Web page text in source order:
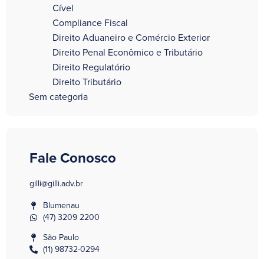
Cível
Compliance Fiscal
Direito Aduaneiro e Comércio Exterior
Direito Penal Econômico e Tributário
Direito Regulatório
Direito Tributário
Sem categoria
Fale Conosco
gilli@gilli.adv.br
Blumenau
(47) 3209 2200
São Paulo
(11) 98732-0294